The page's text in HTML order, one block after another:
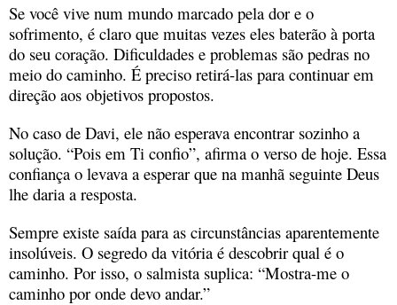
Se você vive num mundo marcado pela dor e o
sofrimento, é claro que muitas vezes eles baterão à porta
do seu coração. Dificuldades e problemas são pedras no
meio do caminho. É preciso retirá-las para continuar em
direção aos objetivos propostos.
No caso de Davi, ele não esperava encontrar sozinho a
solução. “Pois em Ti confio”, afirma o verso de hoje. Essa
confiança o levava a esperar que na manhã seguinte Deus
lhe daria a resposta.
Sempre existe saída para as circunstâncias aparentemente
insolúveis. O segredo da vitória é descobrir qual é o
caminho. Por isso, o salmista suplica: “Mostra-me o
caminho por onde devo andar.”